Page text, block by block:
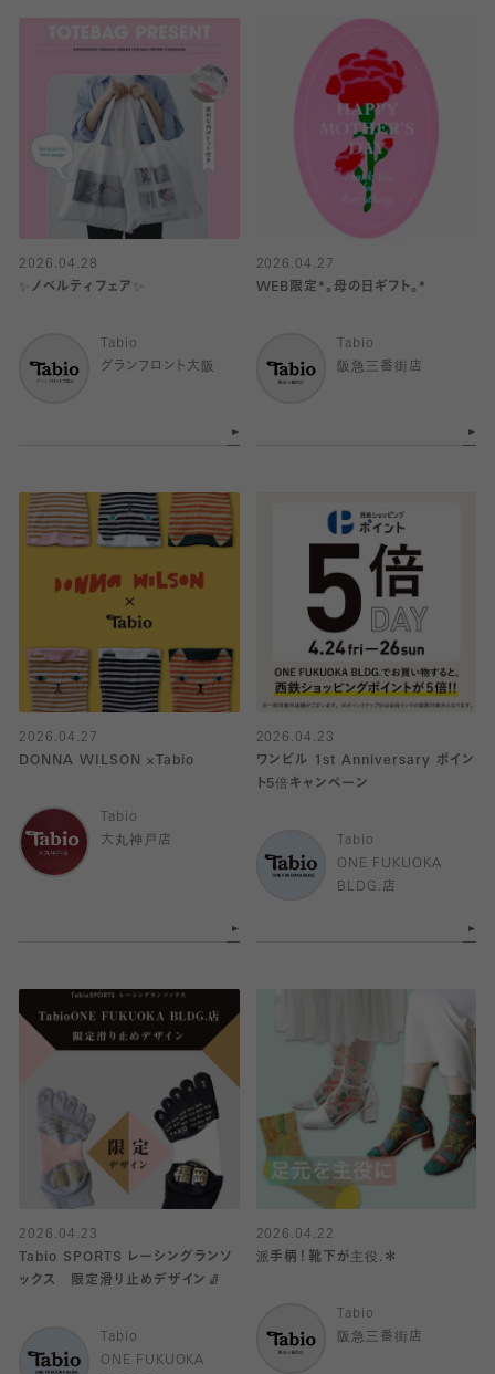
2026.04.28
✨ノベルティフェア✨
Tabio
グランフロント大阪
2026.04.27
WEB限定*。母の日ギフト。*
Tabio
阪急三番街店
2026.04.27
DONNA WILSON ×Tabio
Tabio
大丸神戸店
2026.04.23
ワンビル 1st Anniversary ポイン
ト5倍キャンペーン
Tabio
ONE FUKUOKA
BLDG.店
2026.04.23
Tabio SPORTS レーシングランソ
ックス 限定滑り止めデザイン🧦
Tabio
ONE FUKUOKA
2026.04.22
派手柄！靴下が主役.＊
Tabio
阪急三番街店